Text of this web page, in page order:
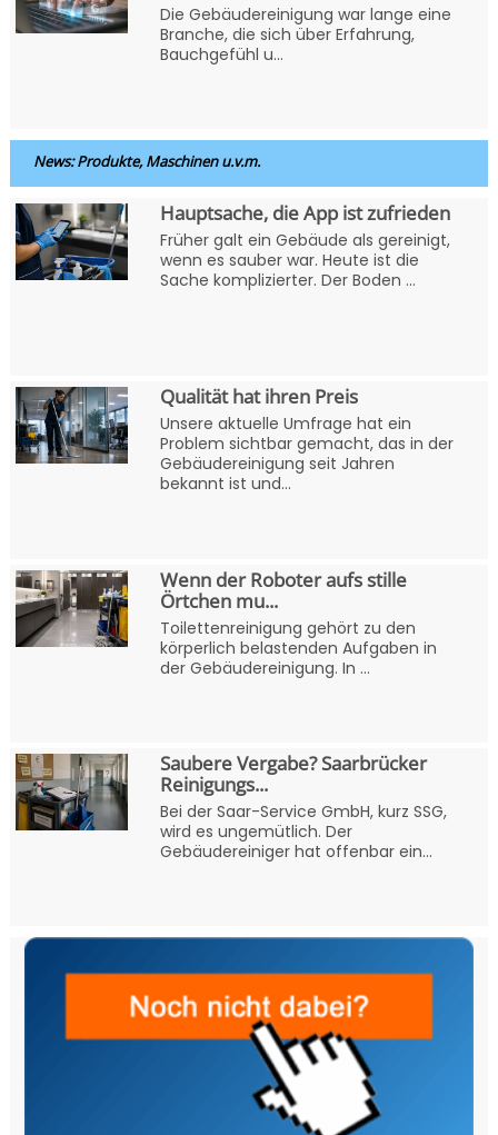
Die Gebäudereinigung war lange eine
Branche, die sich über Erfahrung,
Bauchgefühl u...
News: Produkte, Maschinen u.v.m.
Hauptsache, die App ist zufrieden
Früher galt ein Gebäude als gereinigt,
wenn es sauber war. Heute ist die
Sache komplizierter. Der Boden ...
Qualität hat ihren Preis
Unsere aktuelle Umfrage hat ein
Problem sichtbar gemacht, das in der
Gebäudereinigung seit Jahren
bekannt ist und...
Wenn der Roboter aufs stille
Örtchen mu...
Toilettenreinigung gehört zu den
körperlich belastenden Aufgaben in
der Gebäudereinigung. In ...
Saubere Vergabe? Saarbrücker
Reinigungs...
Bei der Saar-Service GmbH, kurz SSG,
wird es ungemütlich. Der
Gebäudereiniger hat offenbar ein...